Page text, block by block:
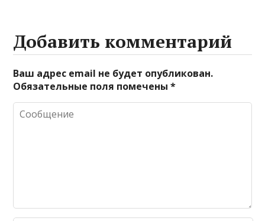
Добавить комментарий
Ваш адрес email не будет опубликован.
Обязательные поля помечены*